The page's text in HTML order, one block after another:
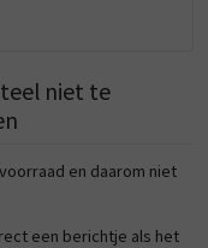
niet te
en daarom niet
een berichtje als het